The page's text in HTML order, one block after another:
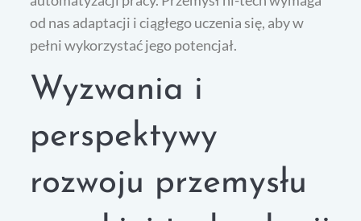
od nas adaptacji i ciągłego uczenia się, aby w
pełni wykorzystać jego potencjał.
Wyzwania i
perspektywy
rozwoju przemysłu